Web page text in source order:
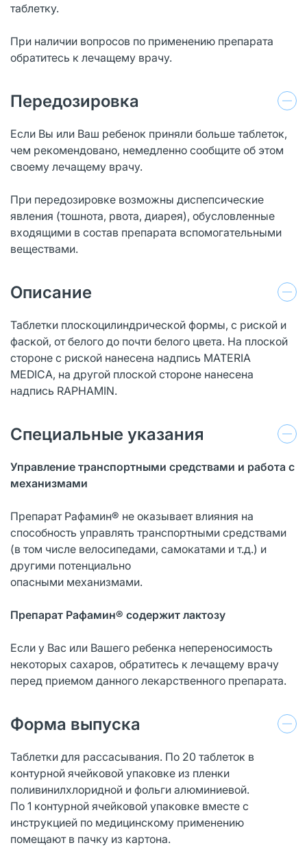
таблетку.
При наличии вопросов по применению препарата
обратитесь к лечащему врачу.
Передозировка
Если Вы или Ваш ребенок приняли больше таблеток,
чем рекомендовано, немедленно сообщите об этом
своему лечащему врачу.
При передозировке возможны диспепсические
явления (тошнота, рвота, диарея), обусловленные
входящими в состав препарата вспомогательными
веществами.
Описание
Таблетки плоскоцилиндрической формы, с риской и
фаской, от белого до почти белого цвета. На плоской
стороне с риской нанесена надпись MATERIA
MEDICA, на другой плоской стороне нанесена
надпись RAPHAMIN.
Специальные указания
Управление транспортными средствами и работа с
механизмами
Препарат Рафамин® не оказывает влияния на
способность управлять транспортными средствами
(в том числе велосипедами, самокатами и т.д.) и
другими потенциально
опасными механизмами.
Препарат Рафамин® содержит лактозу
Если у Вас или Вашего ребенка непереносимость
некоторых сахаров, обратитесь к лечащему врачу
перед приемом данного лекарственного препарата.
Форма выпуска
Таблетки для рассасывания. По 20 таблеток в
контурной ячейковой упаковке из пленки
поливинилхлоридной и фольги алюминиевой.
По 1 контурной ячейковой упаковке вместе с
инструкцией по медицинскому применению
помещают в пачку из картона.